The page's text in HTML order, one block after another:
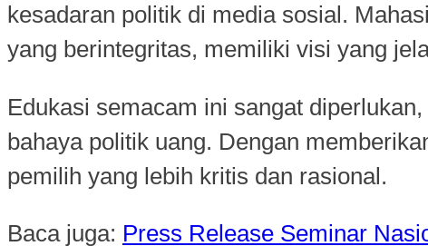
kesadaran politik di media sosial.
yang berintegritas, memiliki visi yang
Edukasi semacam ini sangat
bahaya politik uang. Dengan
pemilih yang lebih kritis dan rasional.
Baca juga: Press Release Seminar